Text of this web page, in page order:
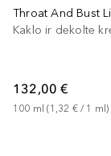
Kaklo ir dekolte
132,00 €
100 ml (1,32 € / 1 ml)